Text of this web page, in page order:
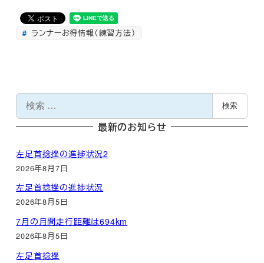
ランナーお得情報（練習方法）
検
索
検索
最新のお知らせ
左足首捻挫の進捗状況2
2026年8月7日
左足首捻挫の進捗状況
2026年8月5日
7月の月間走行距離は694km
2026年8月5日
左足首捻挫